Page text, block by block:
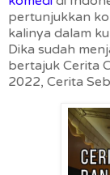
pertunjukkan
kalinya dalam
Dika sudah
bertajuk Cerita
2022, Cerita